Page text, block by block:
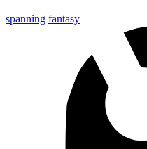
spanning fantasy